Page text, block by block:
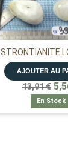
STRONTIANITE
AJOUTER AU
13,91 €
En Stock